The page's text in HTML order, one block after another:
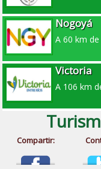
Nogoyá
A 60 km de
Victoria
A 106 km
Compartir: